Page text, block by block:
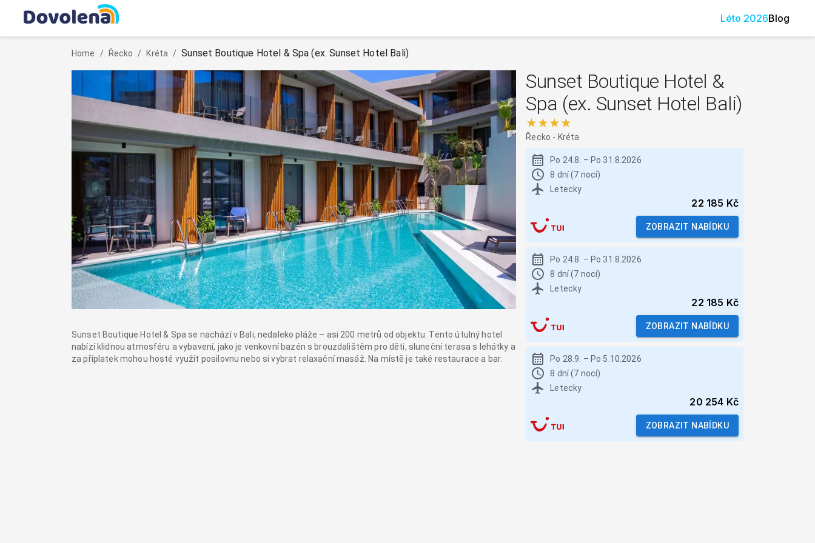
Léto 2026Blog
Home / Řecko / Kréta / Sunset Boutique Hotel & Spa (ex. Sunset Hotel Bali)
Sunset Boutique Hotel & Spa se nachází v Bali, nedaleko pláže – asi 200 metrů od objektu. Tento útulný hotel
nabízí klidnou atmosféru a vybavení, jako je venkovní bazén s brouzdalištěm pro děti, sluneční terasa s lehátky a
za příplatek mohou hosté využít posilovnu nebo si vybrat relaxační masáž. Na místě je také restaurace a bar.
Sunset Boutique Hotel &
Spa (ex. Sunset Hotel Bali)
★★★★
Řecko - Kréta
Po 24.8. – Po 31.8.2026
8 dní (7 nocí)
Letecky
22 185 Kč
ZOBRAZIT NABÍDKU
Po 24.8. – Po 31.8.2026
8 dní (7 nocí)
Letecky
22 185 Kč
ZOBRAZIT NABÍDKU
Po 28.9. – Po 5.10.2026
8 dní (7 nocí)
Letecky
20 254 Kč
ZOBRAZIT NABÍDKU